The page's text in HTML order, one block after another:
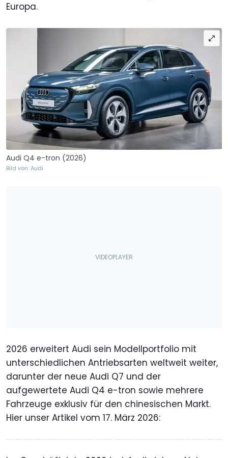
Europa.
Audi Q4 e-tron (2026)
Bild von: Audi
2026 erweitert Audi sein Modellportfolio mit
unterschiedlichen Antriebsarten weltweit weiter,
darunter der neue Audi Q7 und der
aufgewertete Audi Q4 e-tron sowie mehrere
Fahrzeuge exklusiv für den chinesischen Markt.
Hier unser Artikel vom 17. März 2026: